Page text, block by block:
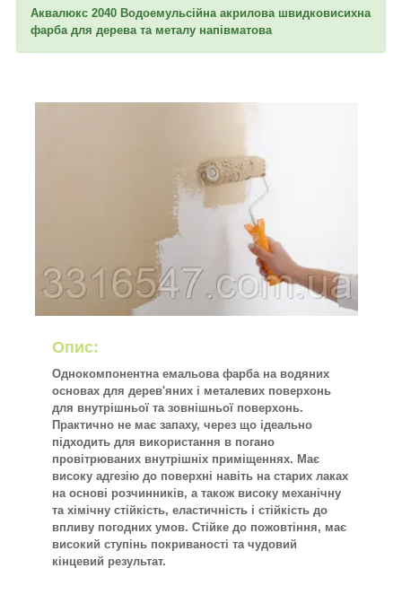
Аквалюкс 2040 Водоемульсійна акрилова швидковисихна
фарба для дерева та металу напівматова
Опис:
Однокомпонентна емальова фарба на водяних
основах для дерев'яних і металевих поверхонь
для внутрішньої та зовнішньої поверхонь.
Практично не має запаху, через що ідеально
підходить для використання в погано
провітрюваних внутрішніх приміщеннях. Має
високу адгезію до поверхні навіть на старих лаках
на основі розчинників, а також високу механічну
та хімічну стійкість, еластичність і стійкість до
впливу погодних умов. Стійке до пожовтіння, має
високий ступінь покриваності та чудовий
кінцевий результат.